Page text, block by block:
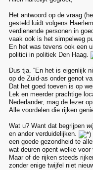
Het antwoord op de vraag
gesteld luidt volgens
verdienende personen in
vaak ook is het simpelweg
En het was tevens ook een
politici in politiek Den Haag.
Dus tja. ''En het is eigenlijk
op de Zuid-as onder genot
Dat het goed toeven is op
Lek en meerder prachtige
Nederlander, mag de lezer
Alle voordelen die rijken
Wat u? Want dat begrijpen
en ander verduidelijken.
een goede gezondheid te
wat deuren opent welke
Maar of de rijken steeds
zonder enige twijfel niet